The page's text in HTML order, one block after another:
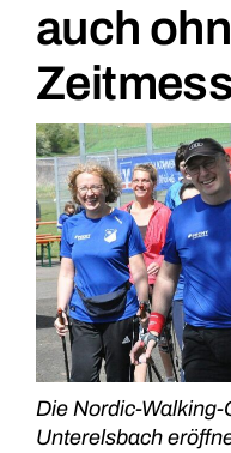
auch
Die Nordic-
Unterelsbach